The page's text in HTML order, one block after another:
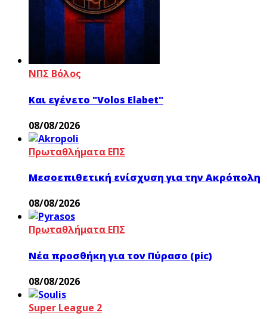
ΝΠΣ Βόλος
Και εγένετο "Volos Elabet"
08/08/2026
Πρωταθλήματα ΕΠΣ
Μεσοεπιθετική ενίσχυση για την Ακρόπολη
08/08/2026
Πρωταθλήματα ΕΠΣ
Νέα προσθήκη για τον Πύρασο (pic)
08/08/2026
Super League 2